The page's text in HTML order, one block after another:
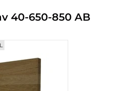
40-650-850 AB